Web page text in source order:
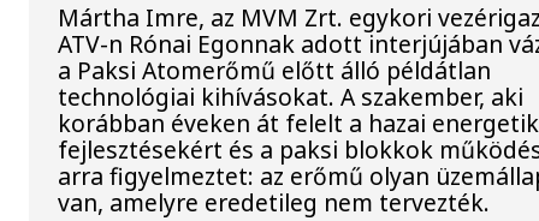
Mártha Imre, az MVM Zrt. egykori
ATV-n Rónai Egonnak adott interjújában
a Paksi Atomerőmű előtt álló példátlan
technológiai kihívásokat. A szakember, aki
korábban éveken át felelt a hazai
fejlesztésekért és a paksi blokkok
arra figyelmeztet: az erőmű olyan
van, amelyre eredetileg nem tervezték.